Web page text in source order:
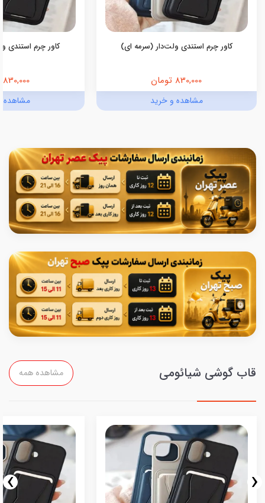
کاور چرم استندی ولت‌دار (سرمه ای)
830,000 تومان
مشاهده و خرید
کاور چرم استندی
830,000 تومان
مشاهده
قاب گوشی شیائومی مشاهده همه
‹
›